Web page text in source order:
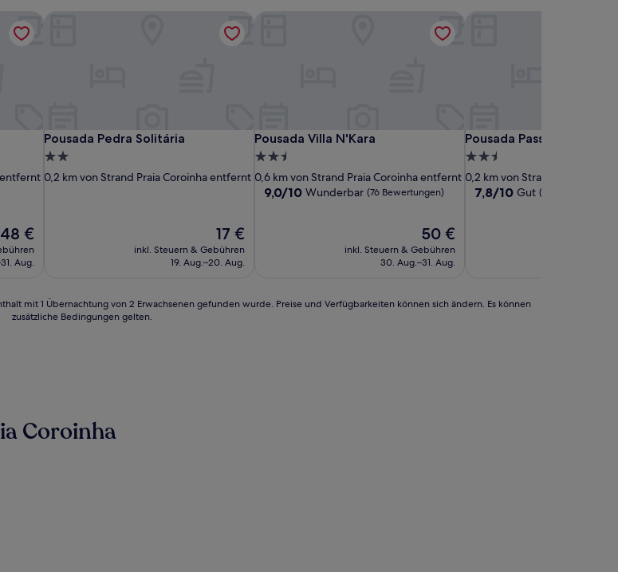
entfernt
Der
Preis
beträgt
48 €
Aug.
Pousada Pedra Solitária
Pousada Pedra Solitária
2.0-
Sterne-
0,2 km von Strand Praia Coroinha entfernt
Der
Preis
beträgt
17 €
inkl. Steuern & Gebühren
19. Aug.–20. Aug.
Pousada Villa N'Kara
Pousada Villa N'Kara
2.5-
Sterne-
Unterkunft
0,6 km von Strand Praia Coroinha entfernt
9.0
9,0/10 Wunderbar (76 Bewertungen)
Der
Preis
beträgt
50 €
inkl. Steuern & Gebühren
30. Aug.–31. Aug.
Pousada Passarela da Vila
Pousada Passarela da Vila
2.5-
Sterne-
Unterkunft
0,2 km von Strand Praia
7.8
7,8/10 Gut (92 Bewertungen)
mit 1 Übernachtung von 2 Erwachsenen gefunden wurde. Preise und Verfügbarkeiten können sich ändern. Es können
zusätzliche Bedingungen gelten.
Coroinha